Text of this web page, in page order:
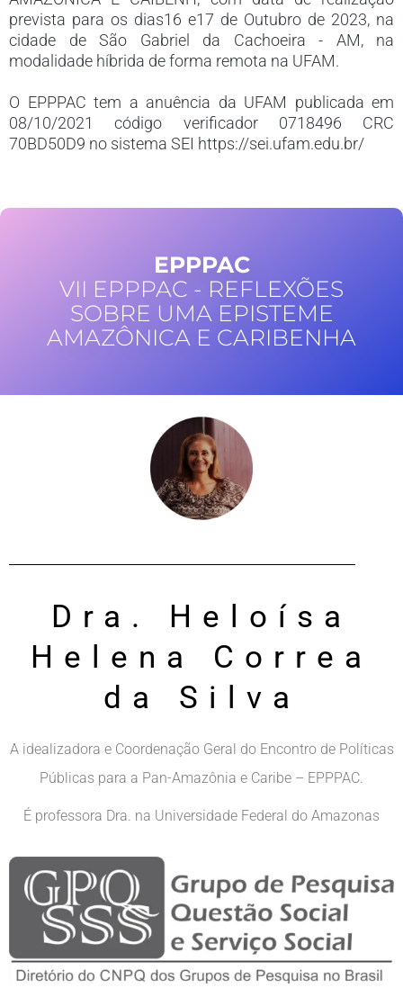
prevista para os dias16 e17 de Outubro de 2023, na
cidade de São Gabriel da Cachoeira - AM, na
modalidade híbrida de forma remota na UFAM.
O EPPPAC tem a anuência da UFAM publicada em
08/10/2021 código verificador 0718496 CRC
70BD50D9 no sistema SEI https://sei.ufam.edu.br/
EPPPAC
VII EPPPAC - REFLEXÕES
SOBRE UMA EPISTEME
AMAZÔNICA E CARIBENHA
Dra. Heloísa
Helena Correa
da Silva
A idealizadora e Coordenação Geral do Encontro de Políticas
Públicas para a Pan-Amazônia e Caribe – EPPPAC.
É professora Dra. na Universidade Federal do Amazonas